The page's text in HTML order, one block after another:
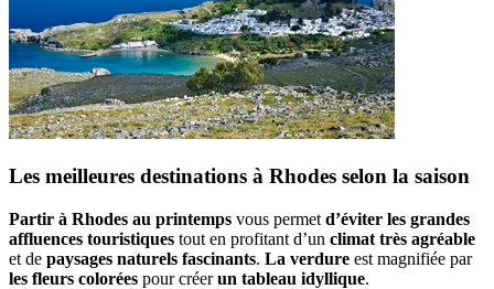
Les meilleures destinations à Rhodes selon la saison
Partir à Rhodes au printemps vous permet d’éviter les grandes
affluences touristiques tout en profitant d’un climat très agréable
et de paysages naturels fascinants. La verdure est magnifiée par
les fleurs colorées pour créerun tableau idyllique.